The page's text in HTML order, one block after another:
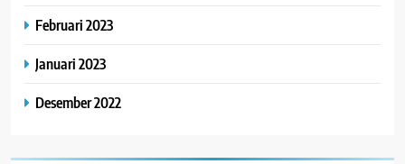
Februari 2023
Januari 2023
Desember 2022